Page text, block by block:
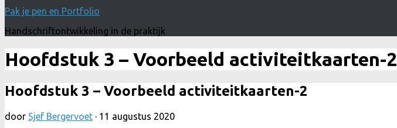
Pak je pen en Portfolio
Handschriftontwikkeling in de praktijk
Hoofdstuk 3 – Voorbeeld activiteitkaarten-2
Hoofdstuk 3 – Voorbeeld activiteitkaarten-2
door Sjef Bergervoet · 11 augustus 2020